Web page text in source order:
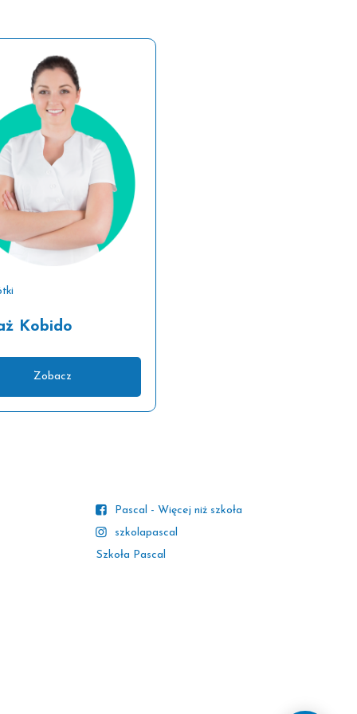
Kobido
Zobacz
Pascal - Więcej niż szkoła
szkolapascal
Szkoła Pascal